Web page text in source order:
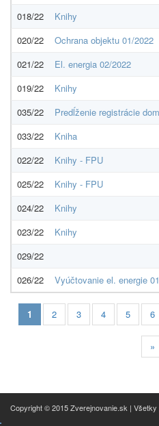
018/22
Knihy
020/22
Ochrana objektu 01/2022
021/22
El. energia 02/2022
019/22
Knihy
035/22
Predĺženie registrácie
033/22
Kniha
022/22
Knihy - FPU
025/22
Knihy - FPU
024/22
Knihy
023/22
Knihy
029/22
026/22
Vyúčtovanie el. energie
1 2 3 4 5 6
»
Copyright © 2015 Zverejnovanie.sk |